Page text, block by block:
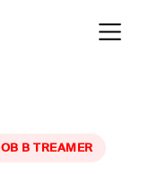
В TREAMER